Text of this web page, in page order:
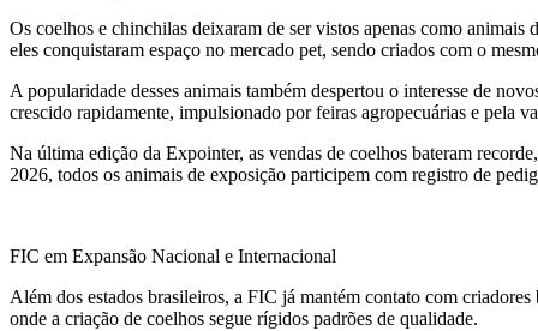
Os coelhos e chinchilas deixaram de ser vistos apenas como animais
eles conquistaram espaço no mercado pet, sendo criados com o
A popularidade desses animais também despertou o interesse de
crescido rapidamente, impulsionado por feiras agropecuárias e pela
Na última edição da Expointer, as vendas de coelhos bateram
2026, todos os animais de exposição participem com registro de
FIC em Expansão Nacional e Internacional
Além dos estados brasileiros, a FIC já mantém contato com
onde a criação de coelhos segue rígidos padrões de qualidade.